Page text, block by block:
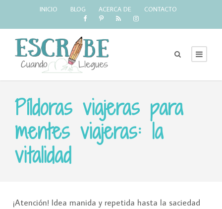
INICIO BLOG ACERCA DE CONTACTO
Píldoras viajeras para
mentes viajeras: la
vitalidad
¡Atención! Idea manida y repetida hasta la saciedad